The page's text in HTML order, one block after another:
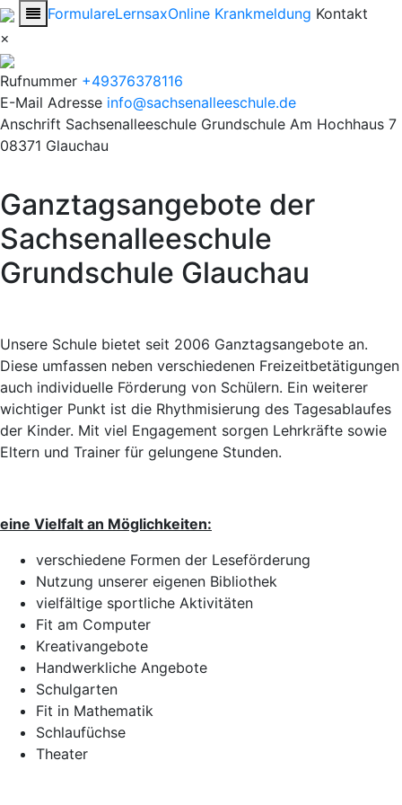
FormulareLernsaxOnline Krankmeldung Kontakt
×
Rufnummer +49376378116
E-Mail Adresse info@sachsenalleeschule.de
Anschrift Sachsenalleeschule Grundschule Am Hochhaus 7
08371 Glauchau
Ganztagsangebote der
Sachsenalleeschule
Grundschule Glauchau
Unsere Schule bietet seit 2006 Ganztagsangebote an.
Diese umfassen neben verschiedenen Freizeitbetätigungen
auch individuelle Förderung von Schülern. Ein weiterer
wichtiger Punkt ist die Rhythmisierung des Tagesablaufes
der Kinder. Mit viel Engagement sorgen Lehrkräfte sowie
Eltern und Trainer für gelungene Stunden.
eine Vielfalt an Möglichkeiten:
verschiedene Formen der Leseförderung
Nutzung unserer eigenen Bibliothek
vielfältige sportliche Aktivitäten
Fit am Computer
Kreativangebote
Handwerkliche Angebote
Schulgarten
Fit in Mathematik
Schlaufüchse
Theater